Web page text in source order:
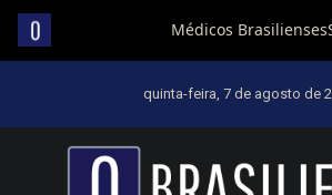
quinta-feira, 7 de agosto de
Um diário de notícias que